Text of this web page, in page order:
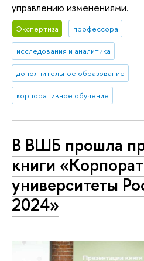
управлению изменениями.
Экспертиза профессора
исследования и аналитика
дополнительное образование
корпоративное обучение
В ВШБ прошла
книги
университеты
2024»